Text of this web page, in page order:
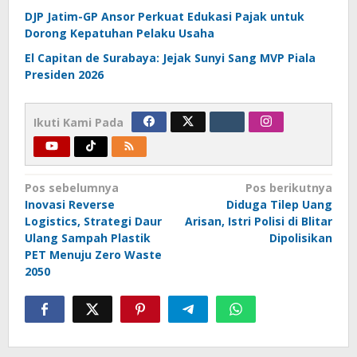
DJP Jatim-GP Ansor Perkuat Edukasi Pajak untuk
Dorong Kepatuhan Pelaku Usaha
El Capitan de Surabaya: Jejak Sunyi Sang MVP Piala
Presiden 2026
Ikuti Kami Pada
Navigasi
pos
Pos sebelumnya
Inovasi Reverse
Logistics, Strategi Daur
Ulang Sampah Plastik
PET Menuju Zero Waste
2050
Pos berikutnya
Diduga Tilep Uang
Arisan, Istri Polisi di Blitar
Dipolisikan